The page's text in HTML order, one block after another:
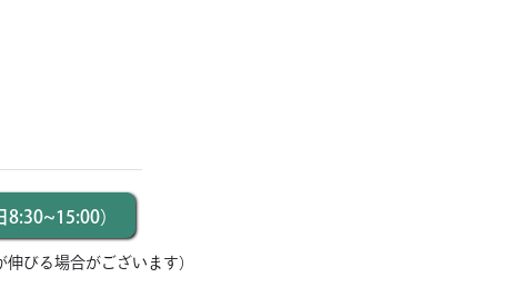
8:30~15:00）
伸びる場合がございます）